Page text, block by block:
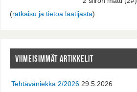
(ratkaisu ja tietoa laatijasta)
VIIMEISIMMÄT ARTIKKELIT
Tehtäväniekka 2/2026 29.5.2026